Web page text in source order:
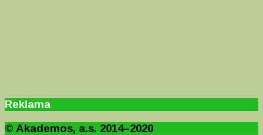
Reklama
© Akademos, a.s. 2014–2020